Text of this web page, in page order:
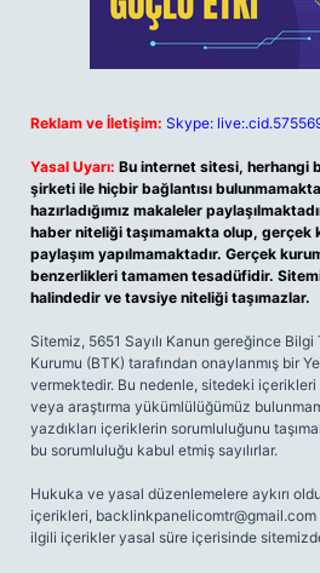
Reklam ve İletişim: Skype:
Yasal Uyarı: Bu internet sitesi, herhangi
şirketi ile hiçbir bağlantısı
hazırladığımız makaleler
haber niteliği taşımamakta olup, gerçek
paylaşım yapılmamaktadır. Gerçek
benzerlikleri tamamen tesadüfidir.
halindedir ve tavsiye niteliği taşımazlar.
Sitemiz, 5651 Sayılı Kanun gereğince
Kurumu (BTK) tarafından onaylanmış bir
vermektedir. Bu nedenle, sitedeki
veya araştırma yükümlülüğümüz
yazdıkları içeriklerin sorumluluğunu
bu sorumluluğu kabul etmiş sayılırlar.
Hukuka ve yasal düzenlemelere aykırı
içerikleri, backlinkpanelicomtr@gmail.com
ilgili içerikler yasal süre içerisinde